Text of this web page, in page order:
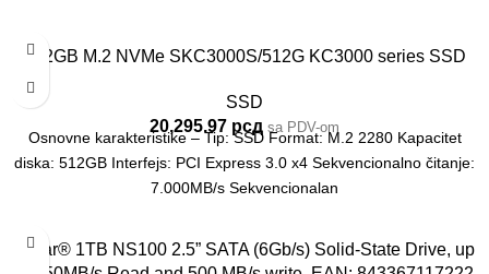
512GB M.2 NVMe SKC3000S/512G KC3000 series SSD
SSD
20,295.97 рсд sa PDV-om
Osnovne karakteristike – Tip: SSD Format: M.2 2280 Kapacitet
diska: 512GB Interfejs: PCI Express 3.0 x4 Sekvencionalno čitanje:
7.000MB/s Sekvencionalan
Lexar® 1TB NS100 2.5” SATA (6Gb/s) Solid-State Drive, up